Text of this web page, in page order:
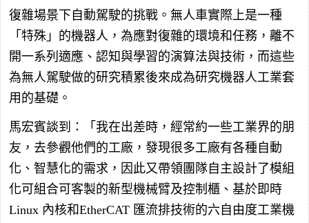
復雜場景下自動駕駛的挑戰。無人車實際上是一種
「特殊」的機器人，為應對復雜的環境和任務，離不
開一系列適應、認知與學習的演算法與技術，而這些
為無人駕駛做的研究積累後來成為研究機器人工業套
用的基礎。
馬宏賓談到：「我在出差時，經常約一些工業界的朋
友，去參觀他們的工廠，發現很多工廠有各種自動
化、智慧化的需求，因此又帶領團隊自主設計了模組
化可組合可客製的新型機械臂及控制櫃、基於即時
Linux 內核和EtherCAT 匯流排技術的六自由度工業機